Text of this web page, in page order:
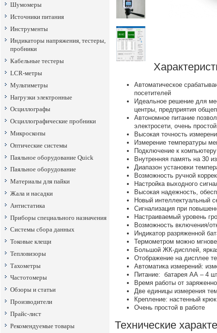
Шумомеры
Источники питания
Инструменты
Индикаторы напряжения, тестеры,
пробники
Кабельные тестеры
LCR-метры
Мультиметры
Нагрузки электронные
Осциллографы
Осциллографические пробники
Микроскопы
Оптические системы
Паяльное оборудование Quick
Паяльное оборудование
Материалы для пайки
Жала и насадки
Антистатика
Приборы специального назначения
Системы сбора данных
Токовые клещи
Тепловизоры
Тахометры
Частотомеры
Обзоры и статьи
Производители
Прайс-лист
Рекомендуемые товары
Автоматическое
посетителей
Идеальное решение для
центры, предприятия
Автономное питание
электросети, очень
Высокая точность
Измерение температуры
Подключение к
Внутренняя память на 30
Диапазон установки
Возможность ручной
Настройка выходного
Высокая надежность,
Новый интеллектуальный
Сигнализация при
Настраиваемый уровень
Возможность включения/
Индикатор разряженной
Термометром можно
Большой ЖК-дисплей,
Отображение на дисплее
Автоматика измерений:
Питание: батарея AA – 4
Время работы от
Две единицы измерения
Крепление: настенный
Очень простой в работе
Технические